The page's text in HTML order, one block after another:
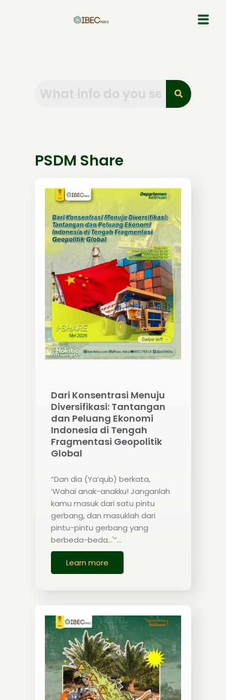
PSDM Share
Dari Konsentrasi Menuju
Diversifikasi: Tantangan
dan Peluang Ekonomi
Indonesia di Tengah
Fragmentasi Geopolitik
Global
“Dan dia (Ya’qub) berkata,
‘Wahai anak-anakku! Janganlah
kamu masuk dari satu pintu
gerbang, dan masuklah dari
pintu-pintu gerbang yang
berbeda-beda…'”…
Learn more